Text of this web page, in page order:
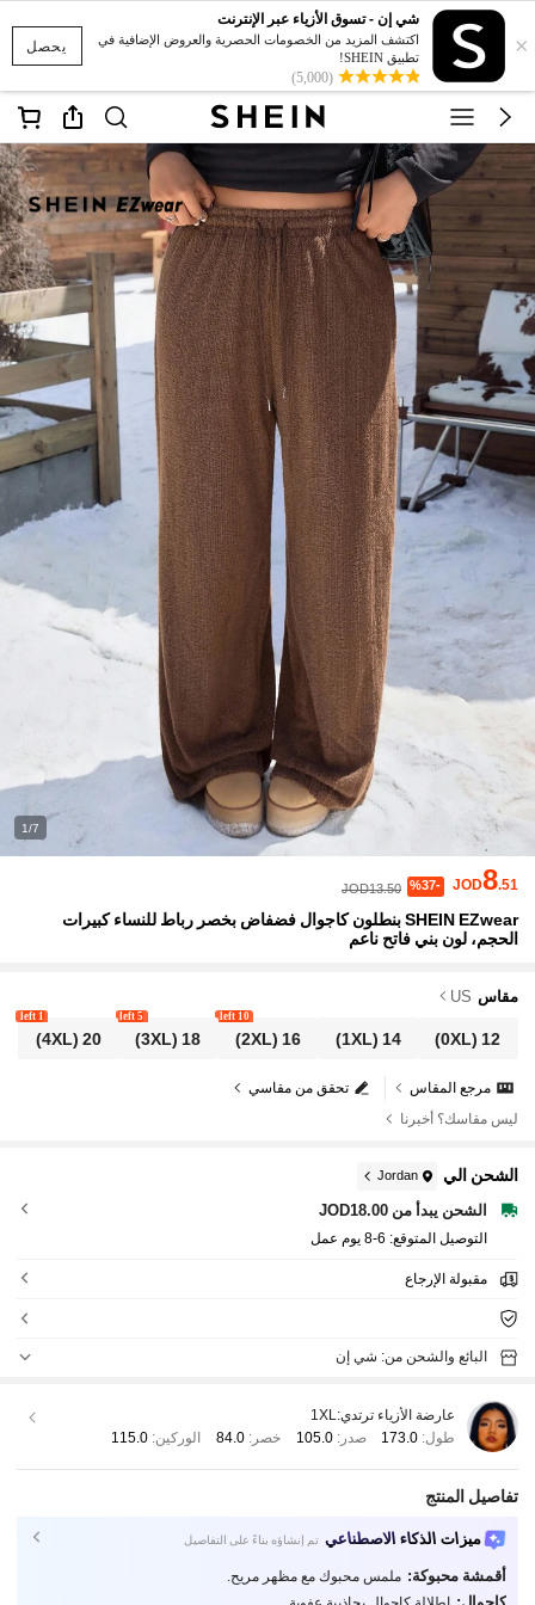
يحصل ×
شي إن - تسوق الأزياء عبر الإنترنت
اكتشف المزيد من الخصومات الحصرية والعروض الإضافية في
تطبيق SHEIN!
(5,000)
1/7
JOD8.51
%37-
JOD13.50
SHEIN EZwear بنطلون كاجوال فضفاض بخصر رباط للنساء كبيرات
الحجم، لون بني فاتح ناعم
مقاس US
12
(0XL)
14
(1XL)
16
(2XL)
10 left
18
(3XL)
5 left
20
(4XL)
1 left
تحقق من مقاسي
مرجع المقاس
ليس مقاسك؟ أخبرنا
الشحن الي Jordan
الشحن يبدأ من JOD18.00
التوصيل المتوقع: 6-8 يوم عمل
مقبولة الإرجاع
البائع والشحن من: شي إن
عارضة الأزياء ترتدي:1XL
طول: 173.0 صدر:105.0 خصر: 84.0 الوركين: 115.0
تفاصيل المنتج
ميزات الذكاء الاصطناعي تم إنشاؤه بناءً على التفاصيل
أقمشة محبوكة: ملمس محبوك مع مظهر مريح.